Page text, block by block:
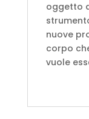
oggetto
nuove
corpo
vuole